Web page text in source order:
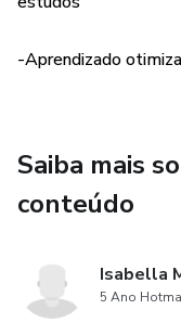
Litisconsórcio
Sucessão processual
Intervenção de
Denunciação à lide
-Aprendizado
Saiba mais
conteúdo
Isabella
5 Ano